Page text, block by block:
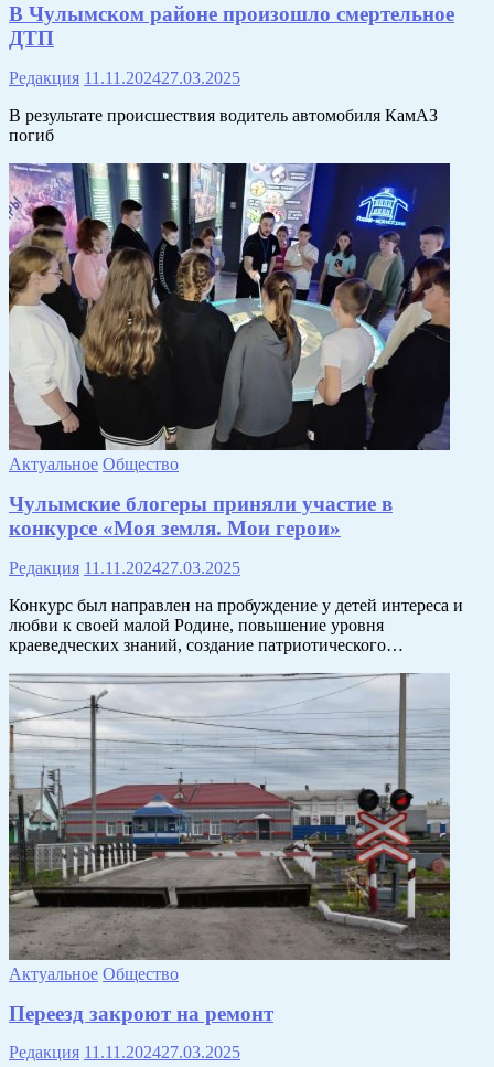
В Чулымском районе произошло смертельное
ДТП
Редакция 11.11.202427.03.2025
В результате происшествия водитель автомобиля КамАЗ
погиб
Актуальное Общество
Чулымские блогеры приняли участие в
конкурсе «Моя земля. Мои герои»
Редакция 11.11.202427.03.2025
Конкурс был направлен на пробуждение у детей интереса и
любви к своей малой Родине, повышение уровня
краеведческих знаний, создание патриотического…
Актуальное Общество
Переезд закроют на ремонт
Редакция 11.11.202427.03.2025